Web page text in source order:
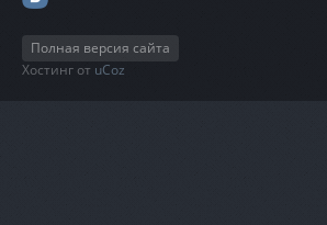
Полная версия сайта
Хостинг от uCoz